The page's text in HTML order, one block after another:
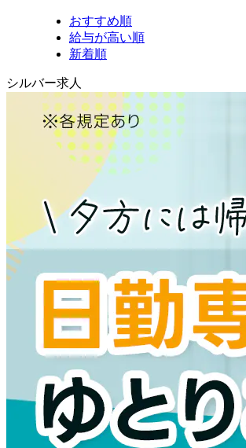
おすすめ順
給与が高い順
新着順
シルバー求人